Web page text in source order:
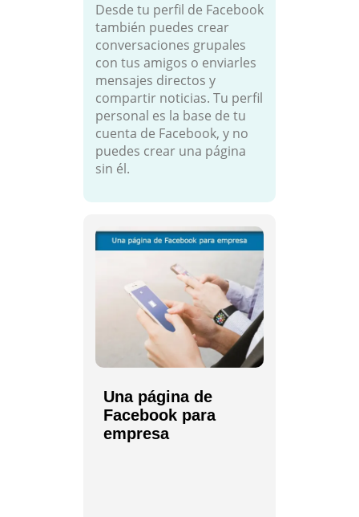
Desde tu perfil de Facebook
también puedes crear
conversaciones grupales
con tus amigos o enviarles
mensajes directos y
compartir noticias. Tu perfil
personal es la base de tu
cuenta de Facebook, y no
puedes crear una página
sin él.
Una página de
Facebook para
empresa